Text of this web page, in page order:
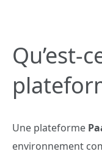
Qu’est-
Une plateforme
environnement